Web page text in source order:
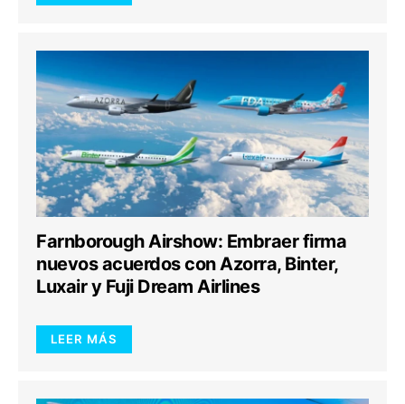
Farnborough Airshow: Embraer firma
nuevos acuerdos con Azorra, Binter,
Luxair y Fuji Dream Airlines
LEER MÁS